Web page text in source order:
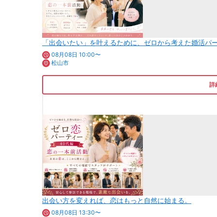
「出会いたい」を叶えるために、ゼロから考えた婚活パ
08月08日 10:00〜
松山市
詳
出会い方を変えれば、恋はもっと自然に始まる。
08月08日 13:30〜